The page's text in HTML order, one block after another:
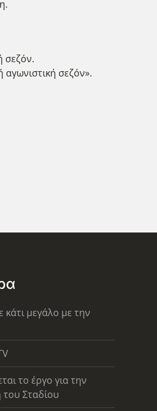
σεζόν.
σεζόν».
μεγάλο με την
το έργο για την
του Σταδίου